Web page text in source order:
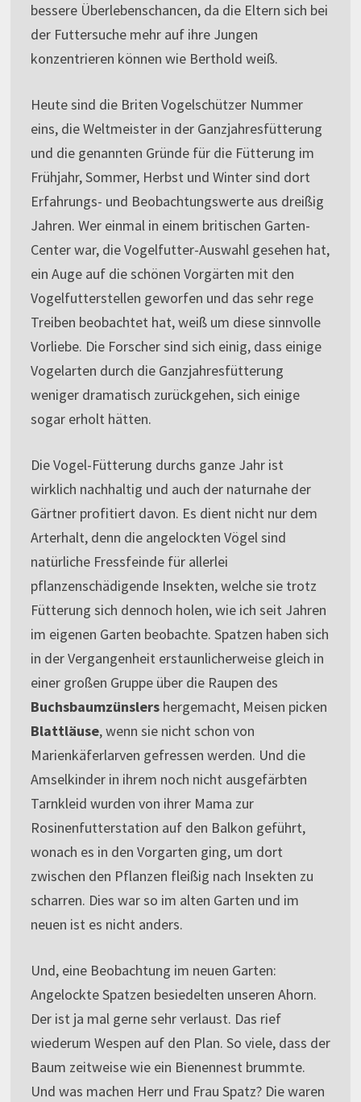
bessere Überlebenschancen, da die Eltern sich bei
der Futtersuche mehr auf ihre Jungen
konzentrieren können wie Berthold weiß.
Heute sind die Briten Vogelschützer Nummer
eins, die Weltmeister in der Ganzjahresfütterung
und die genannten Gründe für die Fütterung im
Frühjahr, Sommer, Herbst und Winter sind dort
Erfahrungs- und Beobachtungswerte aus dreißig
Jahren. Wer einmal in einem britischen Garten-
Center war, die Vogelfutter-Auswahl gesehen hat,
ein Auge auf die schönen Vorgärten mit den
Vogelfutterstellen geworfen und das sehr rege
Treiben beobachtet hat, weiß um diese sinnvolle
Vorliebe. Die Forscher sind sich einig, dass einige
Vogelarten durch die Ganzjahresfütterung
weniger dramatisch zurückgehen, sich einige
sogar erholt hätten.
Die Vogel-Fütterung durchs ganze Jahr ist
wirklich nachhaltig und auch der naturnahe der
Gärtner profitiert davon. Es dient nicht nur dem
Arterhalt, denn die angelockten Vögel sind
natürliche Fressfeinde für allerlei
pflanzenschädigende Insekten, welche sie trotz
Fütterung sich dennoch holen, wie ich seit Jahren
im eigenen Garten beobachte. Spatzen haben sich
in der Vergangenheit erstaunlicherweise gleich in
einer großen Gruppe über die Raupen des
Buchsbaumzünslershergemacht, Meisen picken
Blattläuse, wenn sie nicht schon von
Marienkäferlarven gefressen werden. Und die
Amselkinder in ihrem noch nicht ausgefärbten
Tarnkleid wurden von ihrer Mama zur
Rosinenfutterstation auf den Balkon geführt,
wonach es in den Vorgarten ging, um dort
zwischen den Pflanzen fleißig nach Insekten zu
scharren. Dies war so im alten Garten und im
neuen ist es nicht anders.
Und, eine Beobachtung im neuen Garten:
Angelockte Spatzen besiedelten unseren Ahorn.
Der ist ja mal gerne sehr verlaust. Das rief
wiederum Wespen auf den Plan. So viele, dass der
Baum zeitweise wie ein Bienennest brummte.
Und was machen Herr und Frau Spatz? Die waren